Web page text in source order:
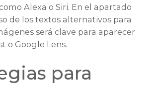
Alexa o Siri. En el apartado
de los textos alternativos para
será clave para aparecer
o Google Lens.
para